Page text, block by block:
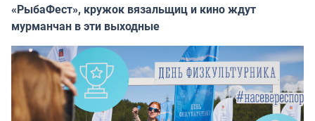
«РыбаФест», кружок вязальщиц и кино ждут
мурманчан в эти выходные